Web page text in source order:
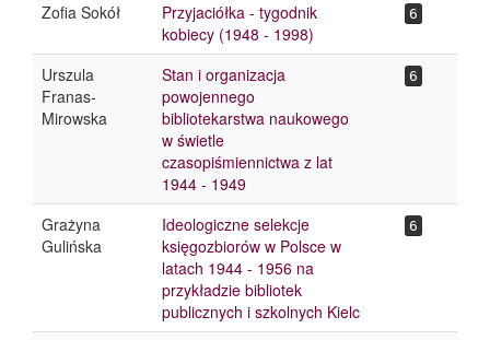
Zofia Sokół
Przyjaciółka - tygodnik
kobiecy (1948 - 1998)
6
Urszula
Franas-
Mirowska
Stan i organizacja
powojennego
bibliotekarstwa naukowego
w świetle
czasopiśmiennictwa z lat
1944 - 1949
6
Grażyna
Gulińska
Ideologiczne selekcje
księgozbiorów w Polsce w
latach 1944 - 1956 na
przykładzie bibliotek
publicznych i szkolnych Kielc
6